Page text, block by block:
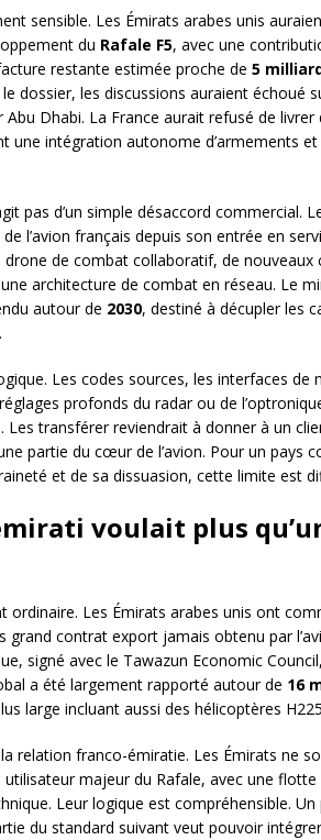
sensible. Les Émirats arabes unis
du Rafale F5, avec une
restante estimée proche de 5
dossier, les discussions auraient échoué
Dhabi. La France aurait refusé de
une intégration autonome d’armements
pas d’un simple désaccord commercial.
l’avion français depuis son entrée en
drone de combat collaboratif, de nouveaux
architecture de combat en réseau. Le
autour de 2030, destiné à décupler les
Les codes sources, les interfaces de
profonds du radar ou de
Les transférer reviendrait à donner à un
partie du cœur de l’avion. Pour un pays
et de sa dissuasion, cette limite est
voulait plus
ordinaire. Les Émirats arabes unis ont
grand contrat export jamais obtenu par
signé avec le Tawazun Economic
a été largement rapporté autour de 16
large incluant aussi des hélicoptères
relation franco-émiratie. Les Émirats ne
majeur du Rafale, avec une
Leur logique est compréhensible.
du standard suivant veut pouvoir